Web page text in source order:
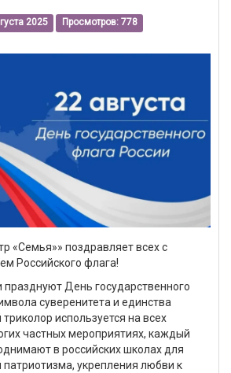
2025 Просмотров: 778
«Семья»» поздравляет всех с
Российского флага!
празднуют День государственного
суверенитета и единства
используется на всех
частных мероприятиях, каждый
в российских школах для
патриотизма, укрепления любви к